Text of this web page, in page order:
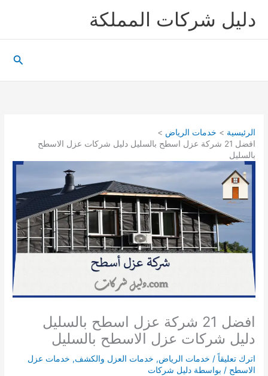
دليل شركات المملكة
الرئيسية
خدمات الرياض
افضل 21 شركة عزل اسطح بالسليل دليل شركات عزل الاسطح
بالسليل
افضل 21 شركة عزل اسطح بالسليل
دليل شركات عزل الاسطح بالسليل
اترك تعليقاً / خدمات الرياض, خدمات العزل والكشف, خدمات عزل
الاسطح / بواسطة دليل شركات